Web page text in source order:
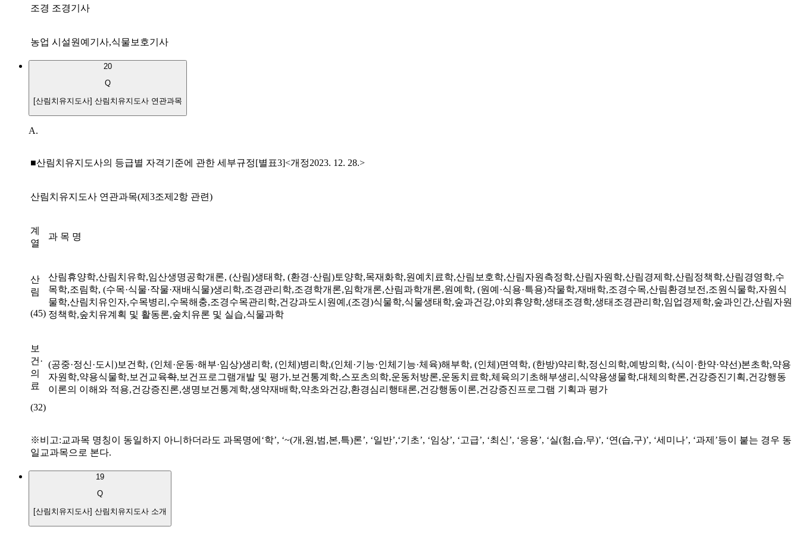
조경 조경기사
농업 시설원예기사,식물보호기사
20
Q
[산림치유지도사] 산림치유지도사 연관과목
A.
■산림치유지도사의 등급별 자격기준에 관한 세부규정[별표3]<개정2023. 12. 28.>
산림치유지도사 연관과목(제 3조제 2항 관련)
계
열
과 목 명
산
림
(45)
산림휴양학,산림치유학,임산생명공학개론, (산림)생태학, (환경·산림)토양학,목재화학,원예치료학,산림보호학,산림자원측정학,산림자원학,산림경제학,산림정책학,산림경영학,수
목학,조림학, (수목·식물·작물·재배식물)생리학,조경관리학,조경학개론,임학개론,산림과학개론,원예학, (원예 ·식용·특용)작물학,재배학,조경수목,산림환경보전 ,조원식물학,자원식
물학,산림치유인자,수목병리 ,수목해충,조경수목관리학,건강과도시원예 ,(조경)식물학,식물생태학,숲과건강,야외휴양학,생태조경학,생태조경관리학,임업경제학,숲과인간,산림자원
정책학,숲치유계획 및 활동론,숲치유론 및 실습,식물과학
보
건 ·
의
료
(32)
(공중·정신·도시 )보건학, (인체 ·운동·해부·임상)생리학, (인체 )병리학,(인체 ·기능·인체기능·체육)해부학, (인체 )면역학, (한방)약리학,정신의학,예방의학, (식이 ·한약·약선)본초학,약용
자원학,약용식물학, 보건교육학, 보건프로그램개발 및 평가, 보건통계학,스포츠의학,운동처방론,운동치료학,체육의기초해부생리 ,식약용생물학,대체의학론,건강증진기획,건강행동
이론의 이해와 적용,건강증진론,생명보건통계학,생약재배학,약초와건강,환경심리행태론,건강행동이론,건강증진프로그램 기획과 평가
※비고:교과목 명칭이 동일하지 아니하더라도 과목명에 ‘학’, ‘~(개 ,원 ,범,본,특)론’, ‘일반’,‘기초’, ‘임상’, ‘고급’, ‘최신’, ‘응용’, ‘실(험,습,무)’, ‘연(습,구)’, ‘세미나’, ‘과제 ’등이 붙는 경우 동
일교과목으로 본다.
19
Q
[산림치유지도사] 산림치유지도사 소개